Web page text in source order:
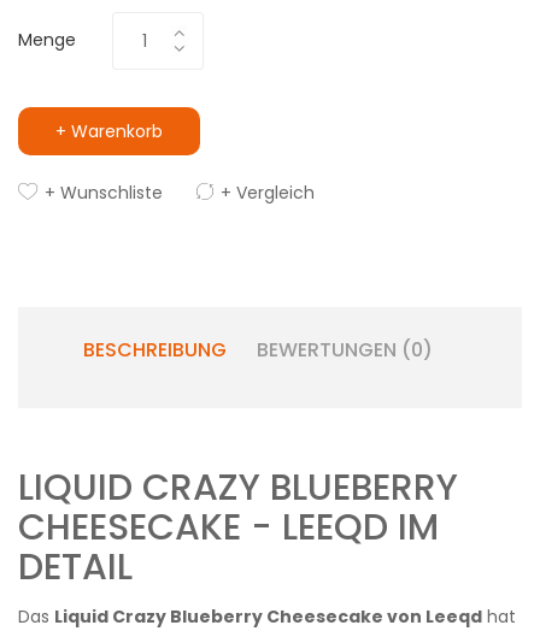
Menge
+ Warenkorb
+ Wunschliste + Vergleich
BESCHREIBUNG BEWERTUNGEN (0)
LIQUID CRAZY BLUEBERRY
CHEESECAKE - LEEQD IM
DETAIL
Das Liquid Crazy Blueberry Cheesecake von Leeqd hat